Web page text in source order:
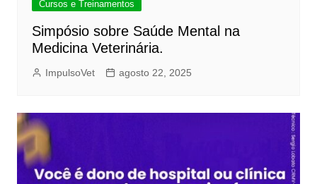
Cursos e Treinamentos
Simpósio sobre Saúde Mental na
Medicina Veterinária.
ImpulsoVet agosto 22, 2025